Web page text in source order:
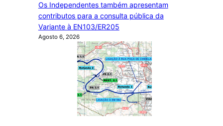
Os Independentes também apresentam
contributos para a consulta pública da
Variante à EN103/ER205
Agosto 6, 2026